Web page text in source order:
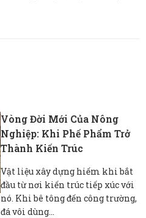
Vòng Đời Mới Của Nông
Nghiệp: Khi Phế Phẩm Trở
Thành Kiến Trúc
Vật liệu xây dựng hiếm khi bắt
đầu từ nơi kiến ​​trúc tiếp xúc với
nó. Khi bê tông đến công trường,
đá vôi dùng...